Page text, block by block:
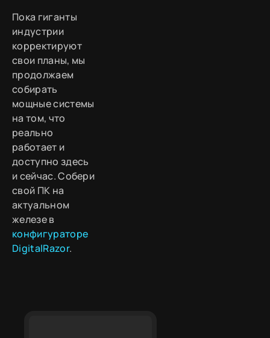
Пока гиганты
индустрии
корректируют
свои планы, мы
продолжаем
собирать
мощные системы
на том, что
реально
работает и
доступно здесь
и сейчас. Собери
свой ПК на
актуальном
железе в
конфигураторе
DigitalRazor.